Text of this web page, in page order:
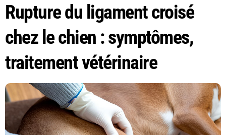
Rupture du ligament croisé
chez le chien : symptômes,
traitement vétérinaire